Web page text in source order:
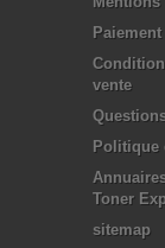
vente
Politique
Toner
sitemap